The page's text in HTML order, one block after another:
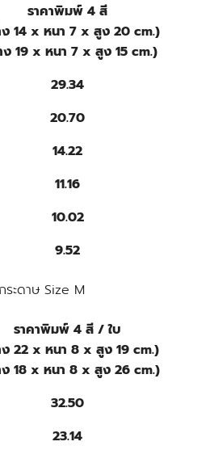
ราคาพิมพ์ 4 สี
14 x หนา 7 x สูง 20 cm.)
ง 19 x หนา 7 x สูง 15 cm.)
29.34
20.70
14.22
11.16
10.02
9.52
ระดาษ Size M
ราคาพิมพ์ 4 สี / ใบ
22 x หนา 8 x สูง 19 cm.)
18 x หนา 8 x สูง 26 cm.)
32.50
23.14